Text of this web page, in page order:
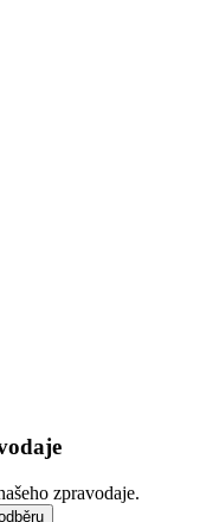
zpravodaje.